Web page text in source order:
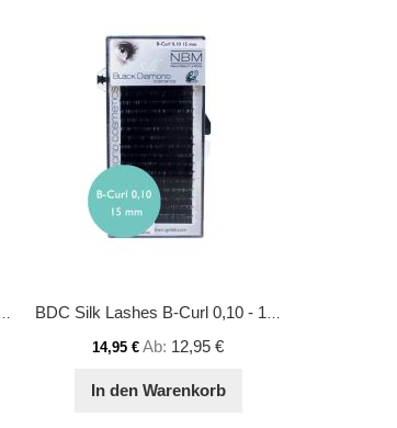
B-Curl 0,10 - 14 mm BDC Silk Lashes B-Curl 0,10 - 15 mm
14,95 € Ab 12,95 €
In den Warenkorb